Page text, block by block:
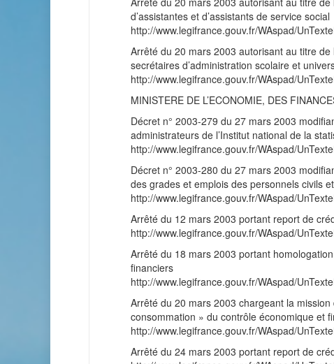
d’assistantes et d’assistants de service social
http://www.legifrance.gouv.fr/WAspad/
Arrêté du 20 mars 2003 autorisant au titre
secrétaires d’administration scolaire et
http://www.legifrance.gouv.fr/WAspad/
MINISTERE DE L’ECONOMIE, DES
Décret n° 2003-279 du 27 mars 2003
administrateurs de l’Institut national de la
http://www.legifrance.gouv.fr/WAspad/
Décret n° 2003-280 du 27 mars 2003
des grades et emplois des personnels civils
http://www.legifrance.gouv.fr/WAspad/
Arrêté du 12 mars 2003 portant report de
http://www.legifrance.gouv.fr/WAspad/
Arrêté du 18 mars 2003 portant
financiers
http://www.legifrance.gouv.fr/WAspad/
Arrêté du 20 mars 2003 chargeant la
consommation » du contrôle économique et
http://www.legifrance.gouv.fr/WAspad/
Arrêté du 24 mars 2003 portant report de